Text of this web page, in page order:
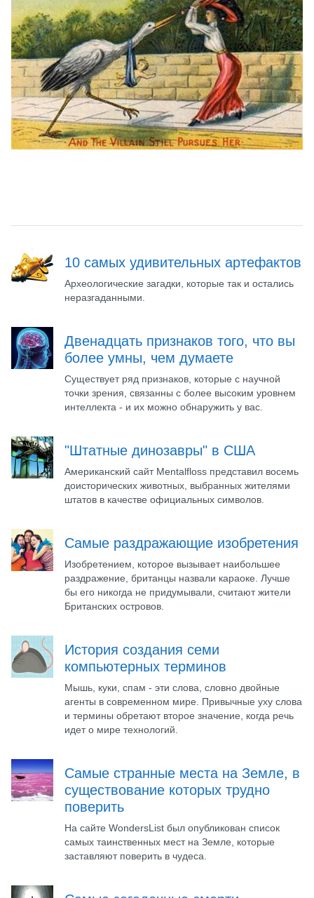
10 самых удивительных артефактов
Археологические загадки, которые так и остались
неразгаданными.
Двенадцать признаков того, что вы
более умны, чем думаете
Существует ряд признаков, которые с научной
точки зрения, связанны с более высоким уровнем
интеллекта - и их можно обнаружить у вас.
"Штатные динозавры" в США
Американский сайт Mentalfloss представил восемь
доисторических животных, выбранных жителями
штатов в качестве официальных символов.
Самые раздражающие изобретения
Изобретением, которое вызывает наибольшее
раздражение, британцы назвали караоке. Лучше
бы его никогда не придумывали, считают жители
Британских островов.
История создания семи
компьютерных терминов
Мышь, куки, спам - эти слова, словно двойные
агенты в современном мире. Привычные уху слова
и термины обретают второе значение, когда речь
идет о мире технологий.
Самые странные места на Земле, в
существование которых трудно
поверить
На сайте WondersList был опубликован список
самых таинственных мест на Земле, которые
заставляют поверить в чудеса.